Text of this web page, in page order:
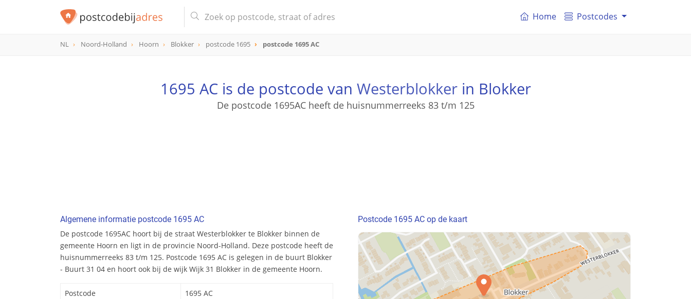
Home Postcodes
NL Noord-Holland Hoorn Blokker postcode 1695 postcode 1695 AC
1695 AC is de postcode van Westerblokkerin Blokker
De postcode 1695AC heeft de huisnummerreeks 83 t/m 125
Algemene informatie postcode 1695 AC
De postcode 1695AC hoort bij de straat Westerblokker te Blokker binnen de
gemeente Hoorn en ligt in de provincie Noord-Holland. Deze postcode heeft de
huisnummerreeks 83 t/m 125. Postcode 1695 AC is gelegen in de buurt Blokker
- Buurt 31 04 en hoort ook bij de wijk Wijk 31 Blokker in de gemeente Hoorn.
Postcode
1695 AC
Postcode 1695 AC op de kaart